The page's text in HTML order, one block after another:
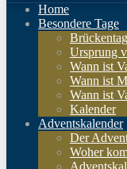
Home
Besondere Tage
Ursprung
Wann ist
Wann ist
Wann ist
Kalender
Adventskalender
Der
Woher